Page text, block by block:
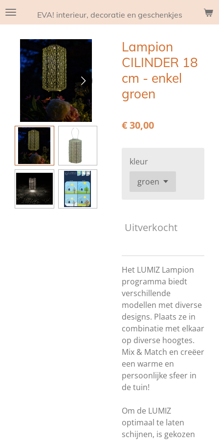
Ga
hoofdinhoud
EVA! interieur, decoratie en geschenkjes
Lampion
CILINDER 18
cm - enkel
groen
€ 30,00
kleur
Uitverkocht
Het LUMIZ Lampion
programma biedt
verschillende
modellen met diverse
designs. Plaats ze in
combinatie met elkaar
op diverse hoogtes.
Mix & Match en creëer
een warme en
persoonlijke sfeer in
de tuin!
Om de LUMIZ
optimaal te laten
schijnen, is gekozen